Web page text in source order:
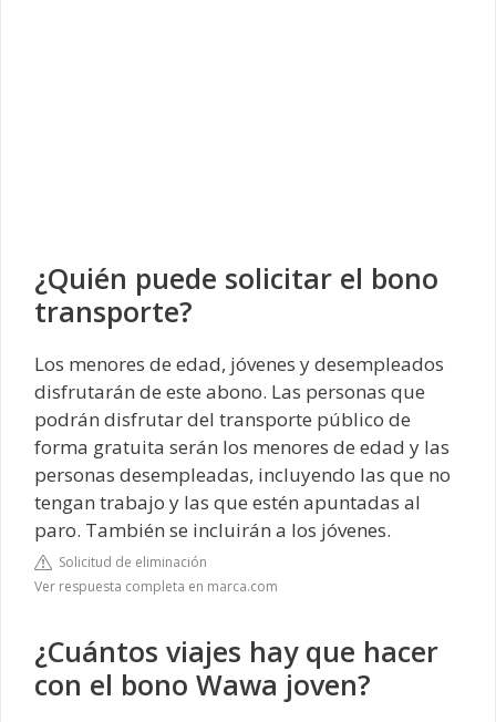
¿Quién puede solicitar el bono
transporte?
Los menores de edad, jóvenes y desempleados
disfrutarán de este abono. Las personas que
podrán disfrutar del transporte público de
forma gratuita serán los menores de edad y las
personas desempleadas, incluyendo las que no
tengan trabajo y las que estén apuntadas al
paro. También se incluirán a los jóvenes.
Solicitud de eliminación
Ver respuesta completa en marca.com
¿Cuántos viajes hay que hacer
con el bono Wawa joven?